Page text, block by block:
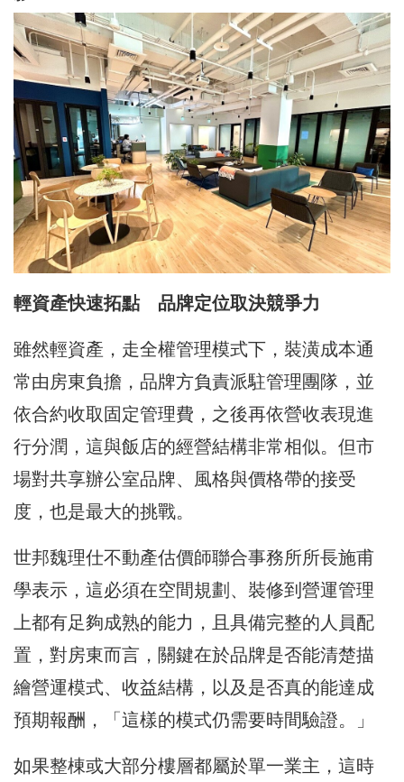
輕資產快速拓點 品牌定位取決競爭力
雖然輕資產，走全權管理模式下，裝潢成本通
常由房東負擔，品牌方負責派駐管理團隊，並
依合約收取固定管理費，之後再依營收表現進
行分潤，這與飯店的經營結構非常相似。但市
場對共享辦公室品牌、風格與價格帶的接受
度，也是最大的挑戰。
世邦魏理仕不動產估價師聯合事務所所長施甫
學表示，這必須在空間規劃、裝修到營運管理
上都有足夠成熟的能力，且具備完整的人員配
置，對房東而言，關鍵在於品牌是否能清楚描
繪營運模式、收益結構，以及是否真的能達成
預期報酬，「這樣的模式仍需要時間驗證。」
如果整棟或大部分樓層都屬於單一業主，這時